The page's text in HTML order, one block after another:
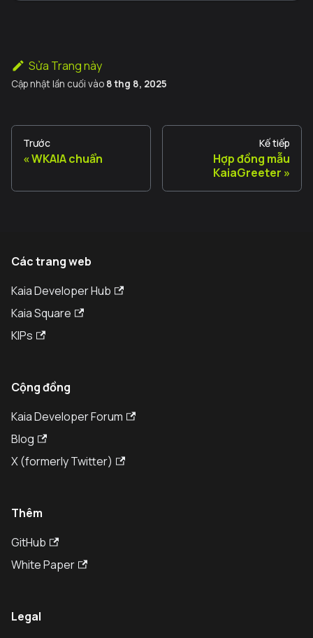
Sửa Trang này
Cập nhật lần cuối vào 8 thg 8, 2025
Trước
WKAIA chuẩn
Kế tiếp
Hợp đồng mẫu
KaiaGreeter
Các trang web
Kaia Developer Hub
Kaia Square
KIPs
Cộng đồng
Kaia Developer Forum
Blog
X (formerly Twitter)
Thêm
GitHub
White Paper
Legal